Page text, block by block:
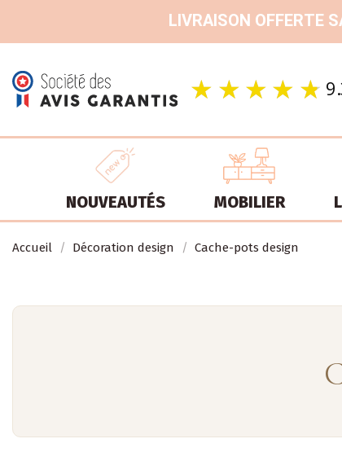
LIVRAISON OFFERTE
NOUVEAUTÉS MOBILIER
Accueil Décoration design Cache-pots design